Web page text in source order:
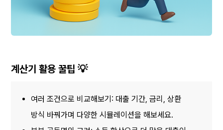
계산기 활용 꿀팁 💡
여러 조건으로 비교해보기: 대출 기간, 금리, 상환
방식 바꿔가며 다양한 시뮬레이션을 해보세요.